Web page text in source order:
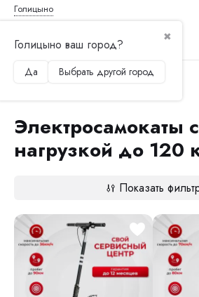
Голицыно
✖
Голицыно ваш город?
Да Выбрать другой город
Главная
Электросамокаты
Электросамокаты с
нагрузкой до 120
Показать
Продолжить